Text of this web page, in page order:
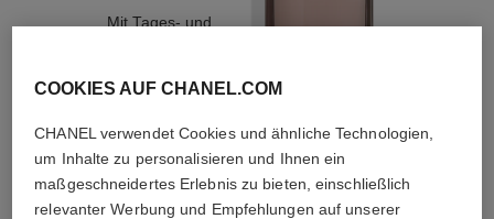
Mit Tages- und
Sprays gegen
4/4
COOKIES AUF CHANEL.COM
CHANEL verwendet Cookies und ähnliche Technologien,
um Inhalte zu personalisieren und Ihnen ein
maßgeschneidertes Erlebnis zu bieten, einschließlich
relevanter Werbung und Empfehlungen auf unserer